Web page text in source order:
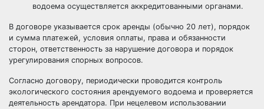
водоема осуществляется аккредитованными органами.
В договоре указывается срок аренды (обычно 20 лет), порядок
и сумма платежей, условия оплаты, права и обязанности
сторон, ответственность за нарушение договора и порядок
урегулирования спорных вопросов.
Согласно договору, периодически проводится контроль
экологического состояния арендуемого водоема и проверяется
деятельность арендатора. При нецелевом использовании